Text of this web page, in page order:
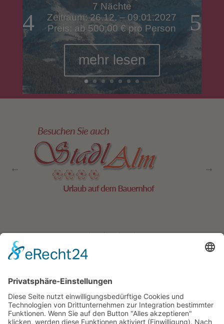
7 Nächte
Zeitraum: 26.12. – 09.01.2027
Preis: ab 500,00 € pro Person
mehr lesen
Kircher
Karerseestrasse 124
Welschnofen Südtirol/Italien
Tel. + Fax 0039 340 401